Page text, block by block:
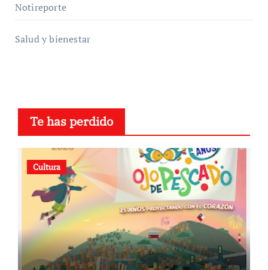
Notireporte
Salud y bienestar
Te has perdido
Cultura